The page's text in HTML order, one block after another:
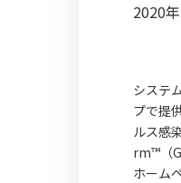
2020
システ
プで提
ルス感
rm™（
ホーム